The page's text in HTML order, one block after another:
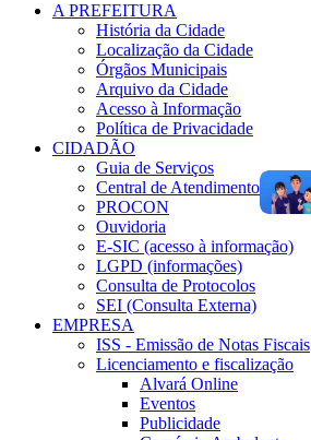
A PREFEITURA
História da Cidade
Localização da Cidade
Órgãos Municipais
Arquivo da Cidade
Acesso à Informação
Política de Privacidade
CIDADÃO
Guia de Serviços
Central de Atendimento 156
PROCON
Ouvidoria
E-SIC (acesso à informação)
LGPD (informações)
Consulta de Protocolos
SEI (Consulta Externa)
EMPRESA
ISS - Emissão de Notas Fiscais
Licenciamento e fiscalização
Alvará Online
Eventos
Publicidade